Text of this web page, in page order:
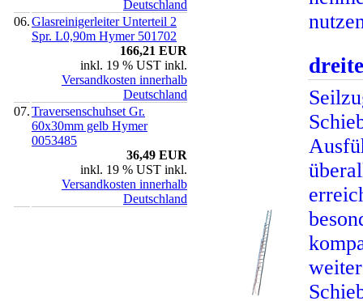
Deutschland
06.Glasreinigerleiter Unterteil 2
Spr. L0,90m Hymer 501702
166,21 EUR
inkl. 19 % UST inkl.
Versandkosten innerhalb
Deutschland
07.Traversenschuhset Gr.
60x30mm gelb Hymer
0053485
36,49 EUR
inkl. 19 % UST inkl.
Versandkosten innerhalb
Deutschland